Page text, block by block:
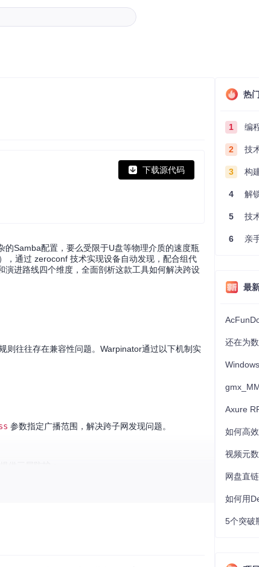
下载源代码
Samba配置，要么受限于U盘等物理介质的速度瓶
，通过 zeroconf 技术实现设备自动发现，配合组代
进路线四个维度，全面剖析这款工具如何解决跨设
往往存在兼容性问题。Warpinator通过以下机制实
参数指定广播范围，解决跨子网发现问题。
含：
热
1 编程
2 技术
3 构建
4 解锁
5 技术
6 亲手
最
视频元
网盘直